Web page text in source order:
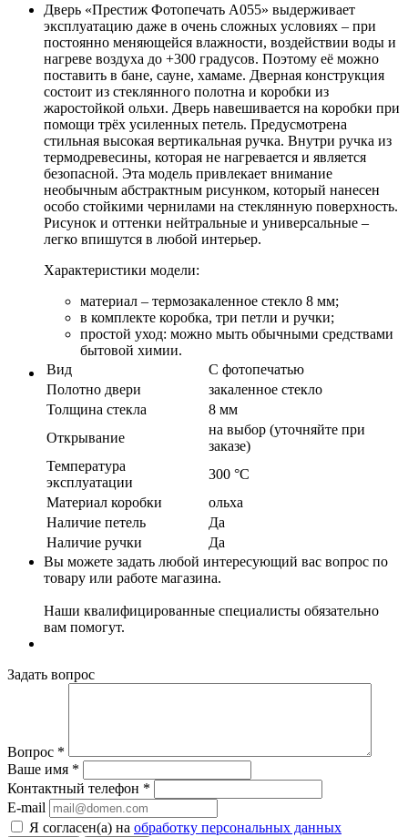
Дверь «Престиж Фотопечать А055» выдерживает
эксплуатацию даже в очень сложных условиях – при
постоянно меняющейся влажности, воздействии воды и
нагреве воздуха до +300 градусов. Поэтому её можно
поставить в бане, сауне, хамаме. Дверная конструкция
состоит из стеклянного полотна и коробки из
жаростойкой ольхи. Дверь навешивается на коробки при
помощи трёх усиленных петель. Предусмотрена
стильная высокая вертикальная ручка. Внутри ручка из
термодревесины, которая не нагревается и является
безопасной. Эта модель привлекает внимание
необычным абстрактным рисунком, который нанесен
особо стойкими чернилами на стеклянную поверхность.
Рисунок и оттенки нейтральные и универсальные –
легко впишутся в любой интерьер.
Характеристики модели:
материал – термозакаленное стекло 8 мм;
в комплекте коробка, три петли и ручки;
простой уход: можно мыть обычными средствами
бытовой химии.
Вид
С фотопечатью
Полотно двери
закаленное стекло
Толщина стекла
8 мм
Открывание
на выбор (уточняйте при
заказе)
Температура
эксплуатации
300 °C
Материал коробки
ольха
Наличие петель
Да
Наличие ручки
Да
Вы можете задать любой интересующий вас вопрос по
товару или работе магазина.
Наши квалифицированные специалисты обязательно
вам помогут.
Задать вопрос
Вопрос *
Ваше имя *
Контактный телефон *
E-mail
Я согласен(а) на обработку персональных данных